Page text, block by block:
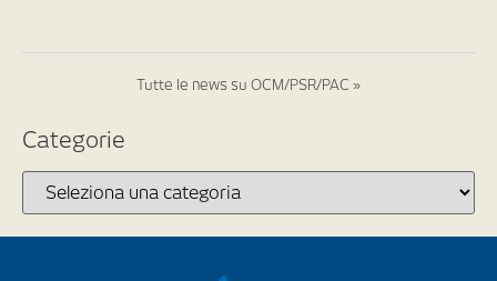
Tutte le news su OCM/PSR/PAC »
Categorie